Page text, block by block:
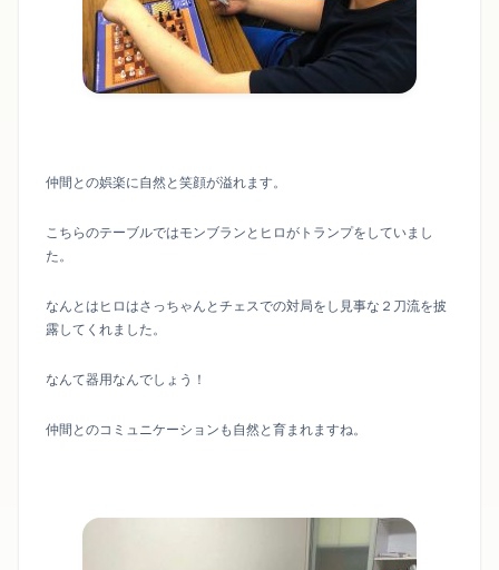
仲間との娯楽に自然と笑顔が溢れます。
こちらのテーブルではモンブランとヒロがトランプをしていまし
た。
なんとはヒロはさっちゃんとチェスでの対局をし見事な２刀流を披
露してくれました。
なんて器用なんでしょう！
仲間とのコミュニケーションも自然と育まれますね。